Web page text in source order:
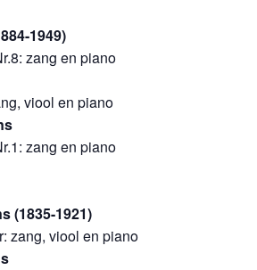
1949)
Nr.8: zang en
Nr.4: zang, viool en
10 Nr.1: zang en
(1835-1921)
le soir: zang, viool en